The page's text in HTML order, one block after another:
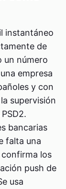
instantáneo
de
un número
empresa
y con
supervisión
bancarias
falta una
los
push de
usa